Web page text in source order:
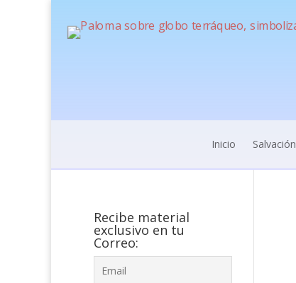
Inicio Salvación
Recibe material
exclusivo en tu
Correo: